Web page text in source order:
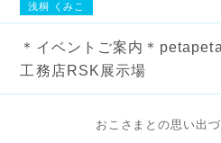
浅桐 くみこ
＊イベントご案内＊
工務店RSK展示場
おこさまとの思い出